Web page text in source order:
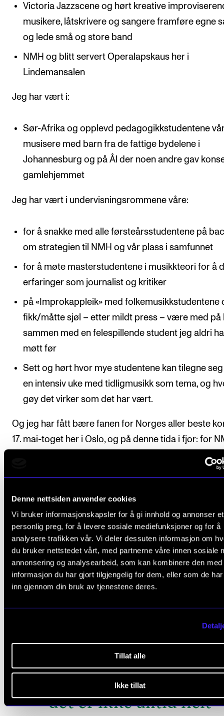
Denne nettsiden anvender cookies
Vi bruker informasjonskapsler for å gi innhold og annonser et
personlig preg, for å levere sosiale mediefunksjoner og for å
analysere trafikken vår. Vi deler dessuten informasjon om
du bruker nettstedet vårt, med partnerne våre innen sosiale
annonsering og analysearbeid, som kan kombinere den med
informasjon du har gjort tilgjengelig for dem, eller som de
inn gjennom din bruk av tjenestene deres.
Tillat alle
Ikke tillat
Victoria Jazzscene og hørt kreative
musikere, låtskrivere og sangere framføre egne
og lede små og store band
NMH og blitt servert Operalapskaus her i
Lindemansalen
Jeg har vært i:
Sør-Afrika og opplevd pedagogikkstudentene
musisere med barn fra de fattige bydelene i
Johannesburg og på Ål der noen andre gav
gamlehjemmet
Jeg har vært i undervisningsrommene våre:
for å snakke med alle førsteårsstudentene på
om strategien til NMH og vår plass i samfunnet
for å møte masterstudentene i musikkteori for å
erfaringer som journalist og kritiker
på «Improkappleik» med folkemusikkstudentene
fikk/måtte sjøl – etter mildt press – være med på
sammen med en felespillende student jeg aldri
møtt før
Sett og hørt hvor mye studentene kan tilegne
en intensiv uke med tidligmusikk som tema, og
gøy det virker som det har vært.
Og jeg har fått bære fanen for Norges aller beste
17. mai-toget her i Oslo, og på denne tida i fjor: for
Og mye, mye mer.
Alt dette viser en herlig allsidighet som for mange
retning av det arbeidslivet som venter, men det er
alltid helt rettlinjet hvor veien går videre.
Alt dette viser en herlig
allsidighet som for
peker i retning av det
arbeidslivet som venter,
det er ikke alltid helt